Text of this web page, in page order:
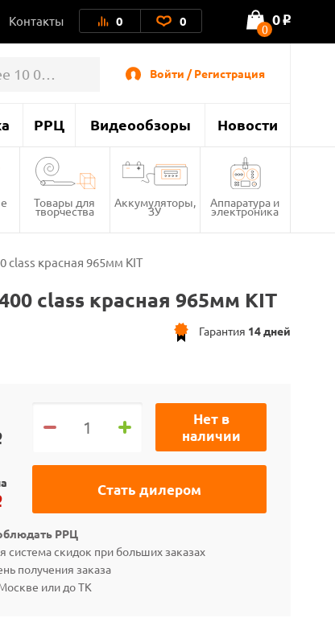
Контакты 0 0 0
0 o
Войти / Регистрация
РРЦ Видеообзоры Новости
Товары для
творчества
Аккумуляторы,
ЗУ
Аппаратура и
электроника
class красная 965мм KIT
class красная 965мм KIT
Гарантия 14 дней
Нет в
наличии
Стать дилером
РРЦ
система скидок при больших заказах
получения заказа
или до ТК